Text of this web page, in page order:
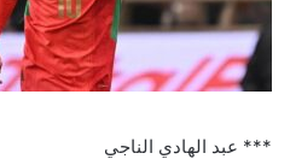
*** عبد الهادي الناجي